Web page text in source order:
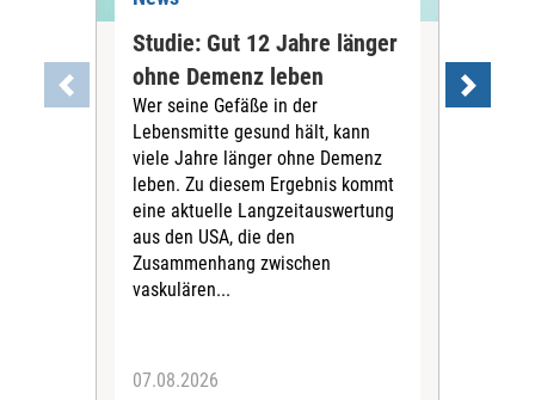
Studie: Gut 12 Jahre länger
ohne Demenz leben
Wer seine Gefäße in der
Lebensmitte gesund hält, kann
viele Jahre länger ohne Demenz
leben. Zu diesem Ergebnis kommt
eine aktuelle Langzeitauswertung
aus den USA, die den
Zusammenhang zwischen
vaskulären...
07.08.2026